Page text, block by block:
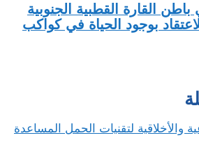
القارة القطبية الجنوبية
بوجود الحياة في كواكب